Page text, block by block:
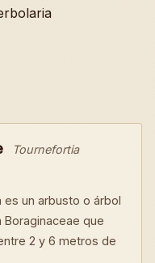
Tournefortia
es un arbusto o árbol
que
2 y 6 metros de